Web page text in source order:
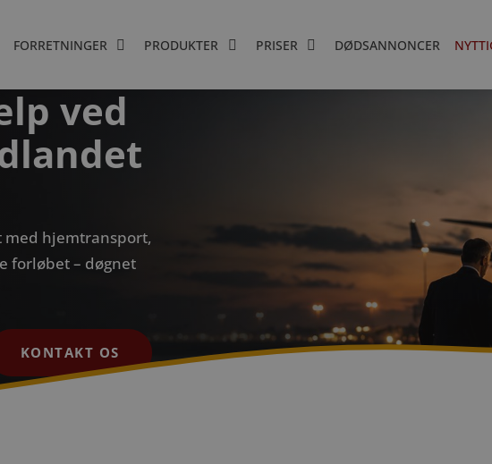
FORRETNINGER PRODUKTER PRISER DØDSANNONCER
ved
hjemtransport,
forløbet – døgnet
KONTAKT OS
er med dig hele vejen